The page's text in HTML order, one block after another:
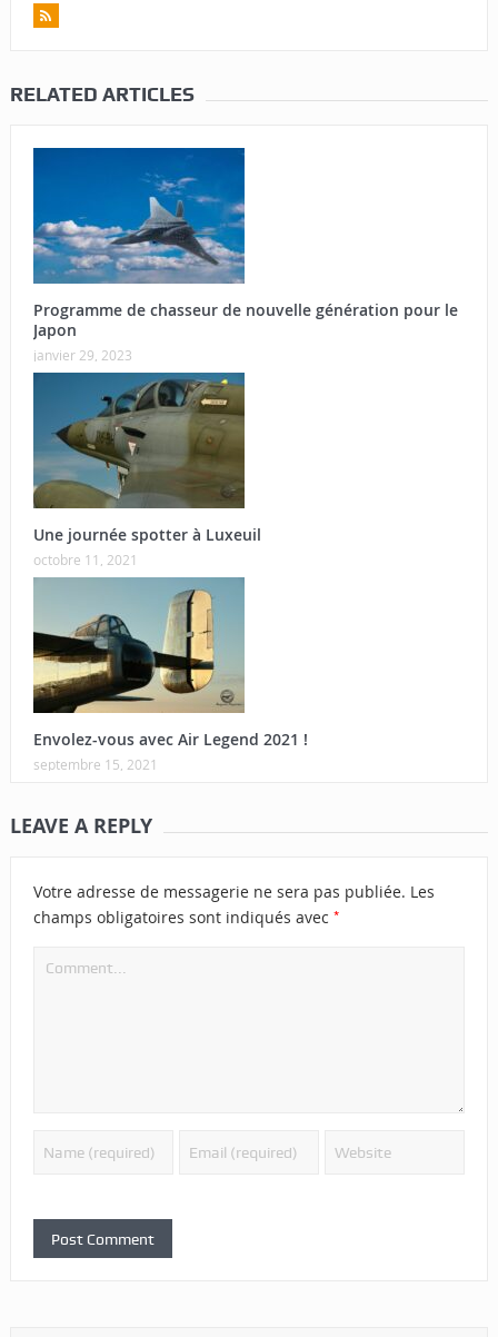
RELATED ARTICLES
Programme de chasseur de nouvelle génération pour le
Japon
janvier 29, 2023
Une journée spotter à Luxeuil
octobre 11, 2021
Envolez-vous avec Air Legend 2021 !
septembre 15, 2021
LEAVE A REPLY
Votre adresse de messagerie ne sera pas publiée. Les
champs obligatoires sont indiqués avec *